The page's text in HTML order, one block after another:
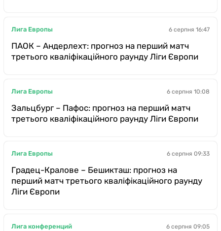
Лига Европы 6 серпня 16:47
ПАОК – Андерлехт: прогноз на перший матч
третього кваліфікаційного раунду Ліги Європи
Лига Европы 6 серпня 10:08
Зальцбург – Пафос: прогноз на перший матч
третього кваліфікаційного раунду Ліги Європи
Лига Европы 6 серпня 09:33
Градец-Кралове – Бешикташ: прогноз на
перший матч третього кваліфікаційного раунду
Ліги Європи
Лига конференций 6 серпня 09:05